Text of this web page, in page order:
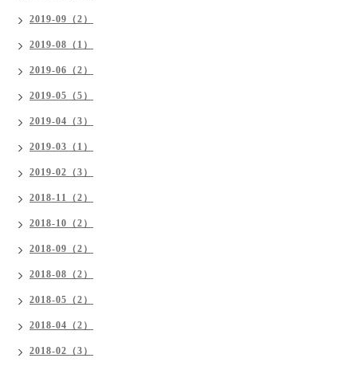
2019-09（2）
2019-08（1）
2019-06（2）
2019-05（5）
2019-04（3）
2019-03（1）
2019-02（3）
2018-11（2）
2018-10（2）
2018-09（2）
2018-08（2）
2018-05（2）
2018-04（2）
2018-02（3）